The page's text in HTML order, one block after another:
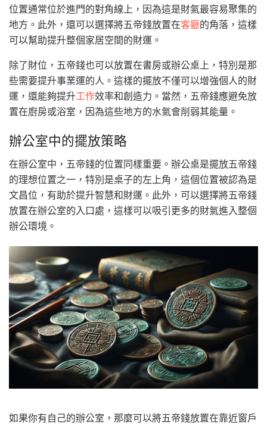
位置通常位於進門的對角線上，因為這是財氣最容易聚集的
地方。此外，還可以選擇將五帝錢放置在客廳的角落，這樣
可以幫助提升整個家居空間的財運。
除了財位，五帝錢也可以放置在書房或辦公桌上，特別是那
些需要提升事業運的人。這樣的擺放不僅可以增強個人的財
運，還能夠提升工作效率和創造力。當然，五帝錢應避免放
置在廚房或浴室，因為這些地方的水氣會削弱其能量。
辦公室中的擺放策略
在辦公室中，五帝錢的位置同樣重要。辦公桌是擺放五帝錢
的理想位置之一，特別是桌子的左上角，這個位置被認為是
文昌位，有助於提升智慧和財運。此外，可以選擇將五帝錢
放置在辦公室的入口處，這樣可以吸引更多的財氣進入整個
辦公環境。
如果你有自己的辦公室，那麼可以將五帝錢放置在靠近窗戶